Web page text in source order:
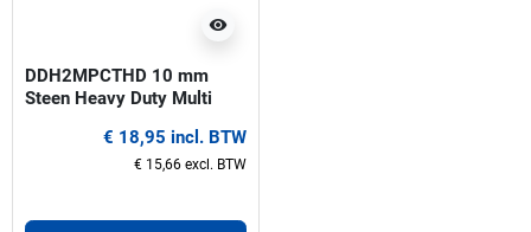
visibility
DDH2MPCTHD 10 mm
Steen Heavy Duty Multi
voor gatzagen 32-330 mm
€ 18,95 incl. BTW
€ 15,66 excl. BTW